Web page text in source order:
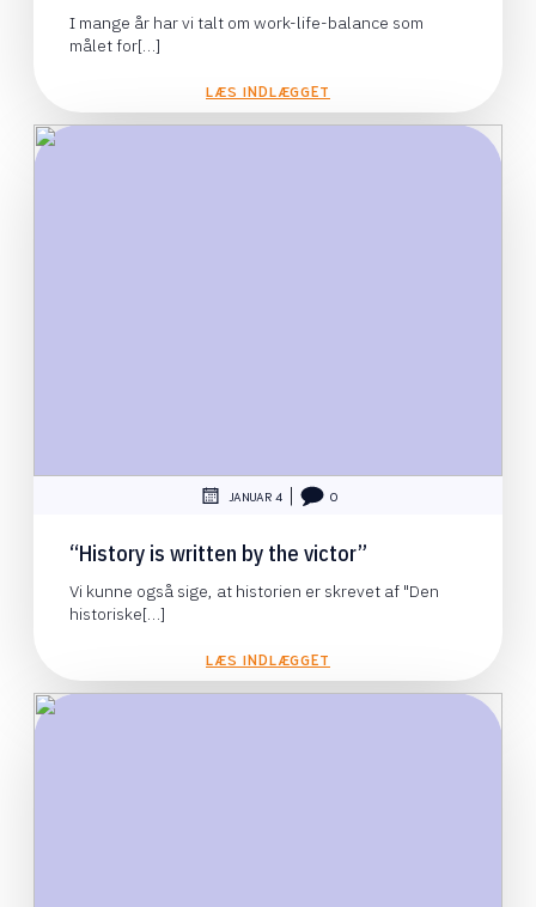
I mange år har vi talt om work-life-balance som
målet for[…]
LÆS INDLÆGGET
JANUAR 4 0
“History is written by the victor”
Vi kunne også sige, at historien er skrevet af "Den
historiske[…]
LÆS INDLÆGGET